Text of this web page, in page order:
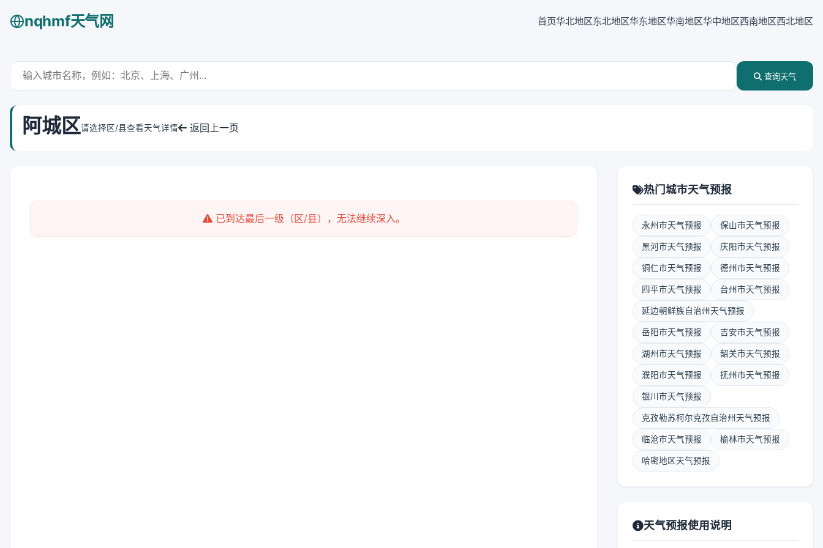
nqhmf天气网 首页华北地区东北地区华东地区华南地区华中地区西南地区西北地区
查询天气
阿城区请选择区/县查看天气详情 返回上一页
已到达最后一级（区/县），无法继续深入。
热门城市天气预报
永州市天气预报 保山市天气预报
黑河市天气预报 庆阳市天气预报
铜仁市天气预报 德州市天气预报
四平市天气预报 台州市天气预报
延边朝鲜族自治州天气预报
岳阳市天气预报 吉安市天气预报
湖州市天气预报 韶关市天气预报
濮阳市天气预报 抚州市天气预报
银川市天气预报
克孜勒苏柯尔克孜自治州天气预报
临沧市天气预报 榆林市天气预报
哈密地区天气预报
天气预报使用说明